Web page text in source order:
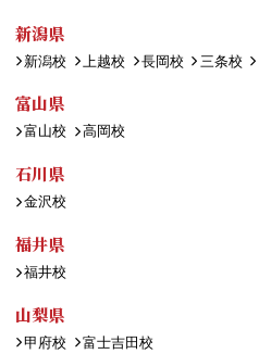
新潟県
新潟校 上越校 長岡校 三条校
富山県
富山校 高岡校
石川県
金沢校
福井県
福井校
山梨県
甲府校 富士吉田校